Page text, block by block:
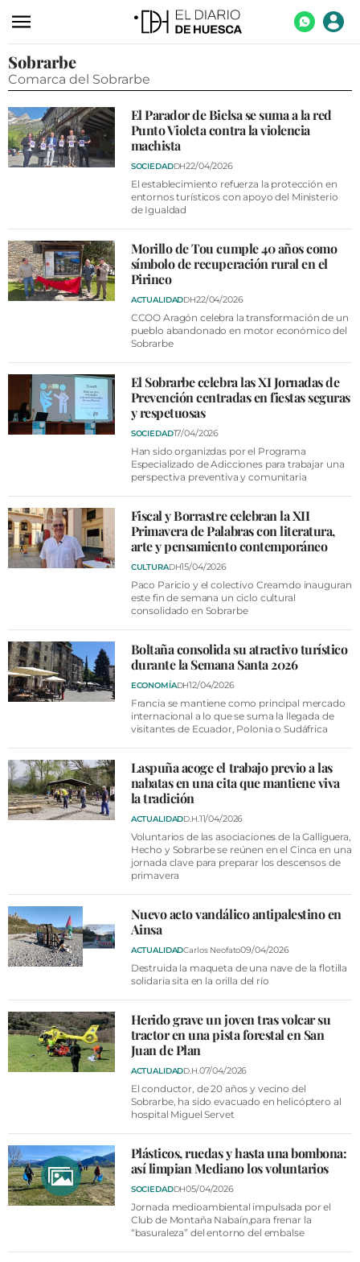
ACTUALIDAD
ECONOMÍA
TECNOLOGÍA
TURISMO
CULTURA
SOCIEDAD
OPINIÓN
VÍDEOS
CONTACTAR
FIESTAS EN EL ALTO ARAGÓN
FIESTAS DE SAN LORENZO
CARTELERA
FARMACIAS
HORÓSCOPO
CLUB DEL AMIGO MILITANTE
INICIAR SESIÓN
Sobrarbe
Comarca del Sobrarbe
El Parador de Bielsa se suma a la red
Punto Violeta contra la violencia
machista
SOCIEDADDH22/04/2026
El establecimiento refuerza la protección en
entornos turísticos con apoyo del Ministerio
de Igualdad
Morillo de Tou cumple 40 años como
símbolo de recuperación rural en el
Pirineo
ACTUALIDADDH22/04/2026
CCOO Aragón celebra la transformación de un
pueblo abandonado en motor económico del
Sobrarbe
El Sobrarbe celebra las XI Jornadas de
Prevención centradas en fiestas seguras
y respetuosas
SOCIEDAD17/04/2026
Han sido organizdas por el Programa
Especializado de Adicciones para trabajar una
perspectiva preventiva y comunitaria
Fiscal y Borrastre celebran la XII
Primavera de Palabras con literatura,
arte y pensamiento contemporáneo
CULTURADH15/04/2026
Paco Paricio y el colectivo Creamdo inauguran
este fin de semana un ciclo cultural
consolidado en Sobrarbe
Boltaña consolida su atractivo turístico
durante la Semana Santa 2026
ECONOMÍADH12/04/2026
Francia se mantiene como principal mercado
internacional a lo que se suma la llegada de
visitantes de Ecuador, Polonia o Sudáfrica
Laspuña acoge el trabajo previo a las
nabatas en una cita que mantiene viva
la tradición
ACTUALIDADD.H. 11/04/2026
Voluntarios de las asociaciones de la Galliguera,
Hecho y Sobrarbe se reúnen en el Cinca en una
jornada clave para preparar los descensos de
primavera
Nuevo acto vandálico antipalestino en
Ainsa
ACTUALIDADCarlos Neofato09/04/2026
Destruida la maqueta de una nave de la flotilla
solidaria sita en la orilla del río
Herido grave un joven tras volcar su
tractor en una pista forestal en San
Juan de Plan
ACTUALIDADD.H. 07/04/2026
El conductor, de 20 años y vecino del
Sobrarbe, ha sido evacuado en helicóptero al
hospital Miguel Servet
Plásticos, ruedas y hasta una bombona:
así limpian Mediano los voluntarios
SOCIEDADDH05/04/2026
Jornada medioambiental impulsada por el
Club de Montaña Nabaín,para frenar la
“basuraleza” del entorno del embalse